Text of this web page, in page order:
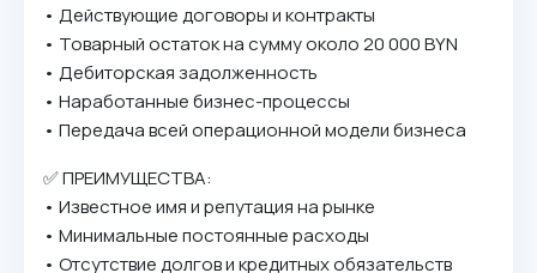
• Действующие договоры и контракты
• Товарный остаток на сумму около 20 000 BYN
• Дебиторская задолженность
• Наработанные бизнес-процессы
• Передача всей операционной модели бизнеса
✅ ПРЕИМУЩЕСТВА:
• Известное имя и репутация на рынке
• Минимальные постоянные расходы
• Отсутствие долгов и кредитных обязательств